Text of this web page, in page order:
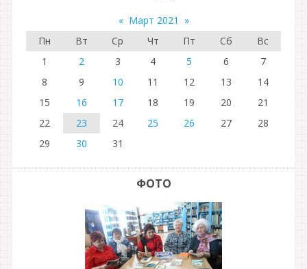
« Март 2021
»
Пн
Вт Ср Чт Пт Сб
Вс
1
2 3 4 5 6
7
8
9 10 11 12 13
14
15
16 17 18 19 20
21
22
23 24 25 26 27
28
29
30 31
ФОТО